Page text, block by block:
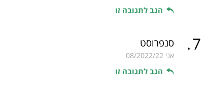
הגב לתגובה זו
7
. סנפרוסט
אני 08/2022/22
הגב לתגובה זו